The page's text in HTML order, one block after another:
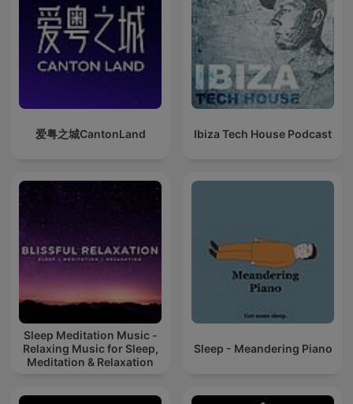
爱粤之城CantonLand Ibiza Tech House Podcast
Sleep Meditation Music -
Relaxing Music for Sleep,
Meditation & Relaxation
Sleep - Meandering Piano